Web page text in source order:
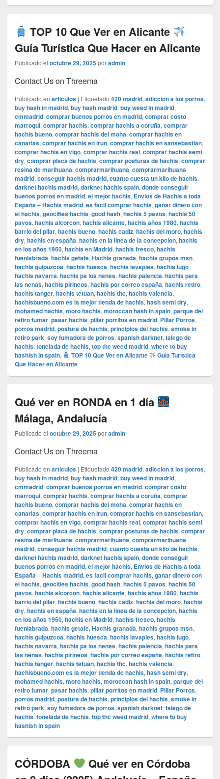
TOP 10 Que Ver en Alicante
Guía Turística Que Hacer en Alicante
Publicado el octubre 29, 2025poradmin
Contact Us on Threema
Publicado en articulos | Etiquetado 420 madrid, adiccion a los porros,
buy hash in madrid, buy hash madrid, buy weed in madrid,
cmmadrid, comprar buenos porros en madrid, comprar costo
marroqui, comprar hachis, comprar hachis a coruña, comprar
hachis bueno, comprar hachis del moha, comprar hachis en
canarias, comprar hachis en irun, comprar hachis en sansebastian,
comprar hachis en vigo, comprar hachis real, comprar hachis semi
dry, comprar placa de hachis, comprar posturas de hachis, comprar
resina de marihuana, comprarmarihuana, comprarmarihuana
madrid, conseguir hachis madrid, cuanto cuesta un kilo de hachis,
darknet hachis madrid, darknet hachis spain, donde conseguir
buenos porros en madrid, el mejor hachis, Envios de Hachis a toda
España – Hachis madrid, es facil comprar hachis, ganar dinero con
el hachis, geocities hachis, good hash, hachis 5 pavos, hachis 50
pavos, hachis alcorcon, hachis alicante, hachis años 1980, hachis
barrio del pilar, hachis bueno, hachis cadiz, hachis del moro, hachis
dry, hachis en españa, hachis en la linea de la concepcion, hachis
en los años 1950, hachís en Madrid, hachis fresco, hachis
fuenlabrada, hachis getafe, Hachis granada, hachis grupos msn,
hachis guipuzcoa, hachis huesca, hachis lavapies, hachis lugo,
hachis navarra, hachis pa los nenes, hachis palencia, hachis para
las nenas, hachis pirineos, hachis por correo españa, hachis retiro,
hachis tanger, hachis tetuan, hachis thc, hachis valencia,
hachisbueno.com es la mejor tienda de hachis, hash semi dry,
mohamed hachis, moro hachis, moroccan hash in spain, parque del
retiro fumar, pasar hachis, pillar porritos en madrid, Pillar Porros,
porros madrid, postura de hachis, principios del hachis, smoke in
retiro park, soy fumadora de porros, spanish darknet, talego de
hachis, tonelada de hachis, top thc weed madrid, where to buy
hashish in spain, TOP 10 Que Ver en Alicante
Guía Turística
Que Hacer en Alicante
Qué ver en RONDA en 1 día
Málaga, Andalucía
Publicado el octubre 29, 2025poradmin
Contact Us on Threema
Publicado en articulos | Etiquetado 420 madrid, adiccion a los porros,
buy hash in madrid, buy hash madrid, buy weed in madrid,
cmmadrid, comprar buenos porros en madrid, comprar costo
marroqui, comprar hachis, comprar hachis a coruña, comprar
hachis bueno, comprar hachis del moha, comprar hachis en
canarias, comprar hachis en irun, comprar hachis en sansebastian,
comprar hachis en vigo, comprar hachis real, comprar hachis semi
dry, comprar placa de hachis, comprar posturas de hachis, comprar
resina de marihuana, comprarmarihuana, comprarmarihuana
madrid, conseguir hachis madrid, cuanto cuesta un kilo de hachis,
darknet hachis madrid, darknet hachis spain, donde conseguir
buenos porros en madrid, el mejor hachis, Envios de Hachis a toda
España – Hachis madrid, es facil comprar hachis, ganar dinero con
el hachis, geocities hachis, good hash, hachis 5 pavos, hachis 50
pavos, hachis alcorcon, hachis alicante, hachis años 1980, hachis
barrio del pilar, hachis bueno, hachis cadiz, hachis del moro, hachis
dry, hachis en españa, hachis en la linea de la concepcion, hachis
en los años 1950, hachís en Madrid, hachis fresco, hachis
fuenlabrada, hachis getafe, Hachis granada, hachis grupos msn,
hachis guipuzcoa, hachis huesca, hachis lavapies, hachis lugo,
hachis navarra, hachis pa los nenes, hachis palencia, hachis para
las nenas, hachis pirineos, hachis por correo españa, hachis retiro,
hachis tanger, hachis tetuan, hachis thc, hachis valencia,
hachisbueno.com es la mejor tienda de hachis, hash semi dry,
mohamed hachis, moro hachis, moroccan hash in spain, parque del
retiro fumar, pasar hachis, pillar porritos en madrid, Pillar Porros,
porros madrid, postura de hachis, principios del hachis, smoke in
retiro park, soy fumadora de porros, spanish darknet, talego de
hachis, tonelada de hachis, top thc weed madrid, where to buy
hashish in spain
CÓRDOBA
Qué ver en Córdoba